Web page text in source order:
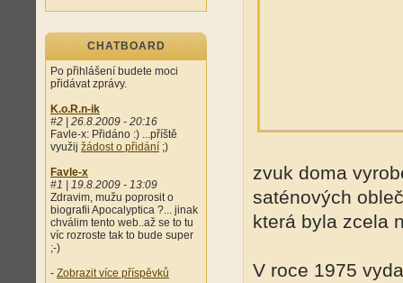
CHATBOARD
Po přihlášení budete moci
přidávat zprávy.
K.o.R.n-ik
#2 | 26.8.2009 - 20:16
Favle-x: Přidáno :) ...příště
využij žádost o přidání ;)
Favle-x
#1 | 19.8.2009 - 13:09
Zdravim, mužu poprosit o
biografii Apocalyptica ?... jinak
chválim tento web..až se to tu
víc rozroste tak to bude super
;-)
- Zobrazit více příspěvků
zvuk doma
saténových
která byla zcela
V roce 1975